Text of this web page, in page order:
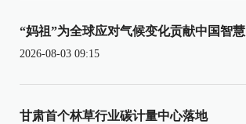
“妈祖”为全球应对气候变化贡献中国智慧
2026-08-03 09:15
甘肃首个林草行业碳计量中心落地